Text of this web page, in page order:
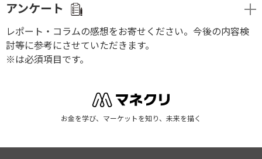
アンケート
レポート・コラムの感想をお寄せください。今後の内容検
討等に参考にさせていただきます。
※は必須項目です。
お金を学び、マーケットを知り、未来を描く